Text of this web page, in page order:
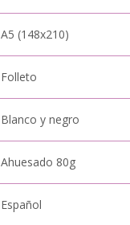
A5 (148x210)
Folleto
Blanco y negro
Ahuesado 80g
Español